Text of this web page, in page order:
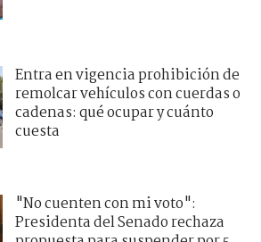
Entra en vigencia prohibición de
remolcar vehículos con cuerdas o
cadenas: qué ocupar y cuánto
cuesta
"No cuenten con mi voto":
Presidenta del Senado rechaza